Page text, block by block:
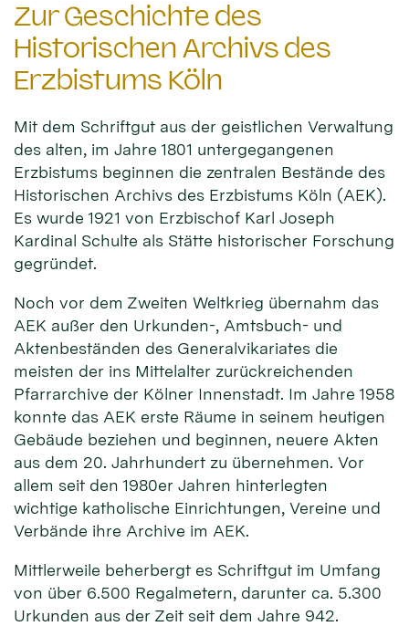
Zur Geschichte des
Historischen Archivs des
Erzbistums Köln
Mit dem Schriftgut aus der geistlichen Verwaltung
des alten, im Jahre 1801 untergegangenen
Erzbistums beginnen die zentralen Bestände des
Historischen Archivs des Erzbistums Köln (AEK).
Es wurde 1921 von Erzbischof Karl Joseph
Kardinal Schulte als Stätte historischer Forschung
gegründet.
Noch vor dem Zweiten Weltkrieg übernahm das
AEK außer den Urkunden-, Amtsbuch- und
Aktenbeständen des Generalvikariates die
meisten der ins Mittelalter zurückreichenden
Pfarrarchive der Kölner Innenstadt. Im Jahre 1958
konnte das AEK erste Räume in seinem heutigen
Gebäude beziehen und beginnen, neuere Akten
aus dem 20. Jahrhundert zu übernehmen. Vor
allem seit den 1980er Jahren hinterlegten
wichtige katholische Einrichtungen, Vereine und
Verbände ihre Archive im AEK.
Mittlerweile beherbergt es Schriftgut im Umfang
von über 6.500 Regalmetern, darunter ca. 5.300
Urkunden aus der Zeit seit dem Jahre 942.